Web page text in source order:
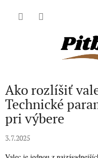
Ako rozlíšiť
Technické
pri výbere
3.7.2025